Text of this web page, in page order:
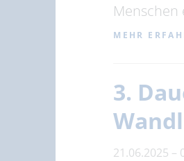
MEHR
3.
21.06.2025 –